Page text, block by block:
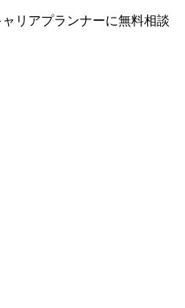
リアプランナーに無料相談